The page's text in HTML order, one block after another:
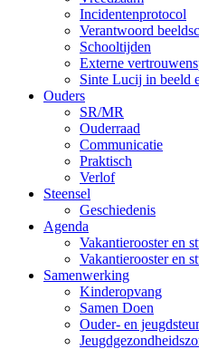
Incidentenprotocol
Verantwoord
Schooltijden
Externe
Sinte Lucij in beeld
Ouders
SR/MR
Ouderraad
Communicatie
Praktisch
Verlof
Steensel
Geschiedenis
Agenda
Vakantierooster en
Vakantierooster en
Samenwerking
Kinderopvang
Samen Doen
Ouder- en